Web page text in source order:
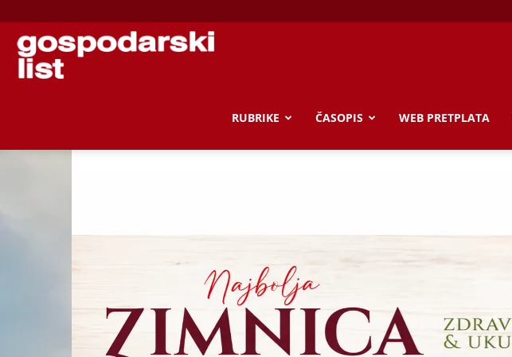
Gospodarski
RUBRIKE ČASOPIS WEB PRETPLATA